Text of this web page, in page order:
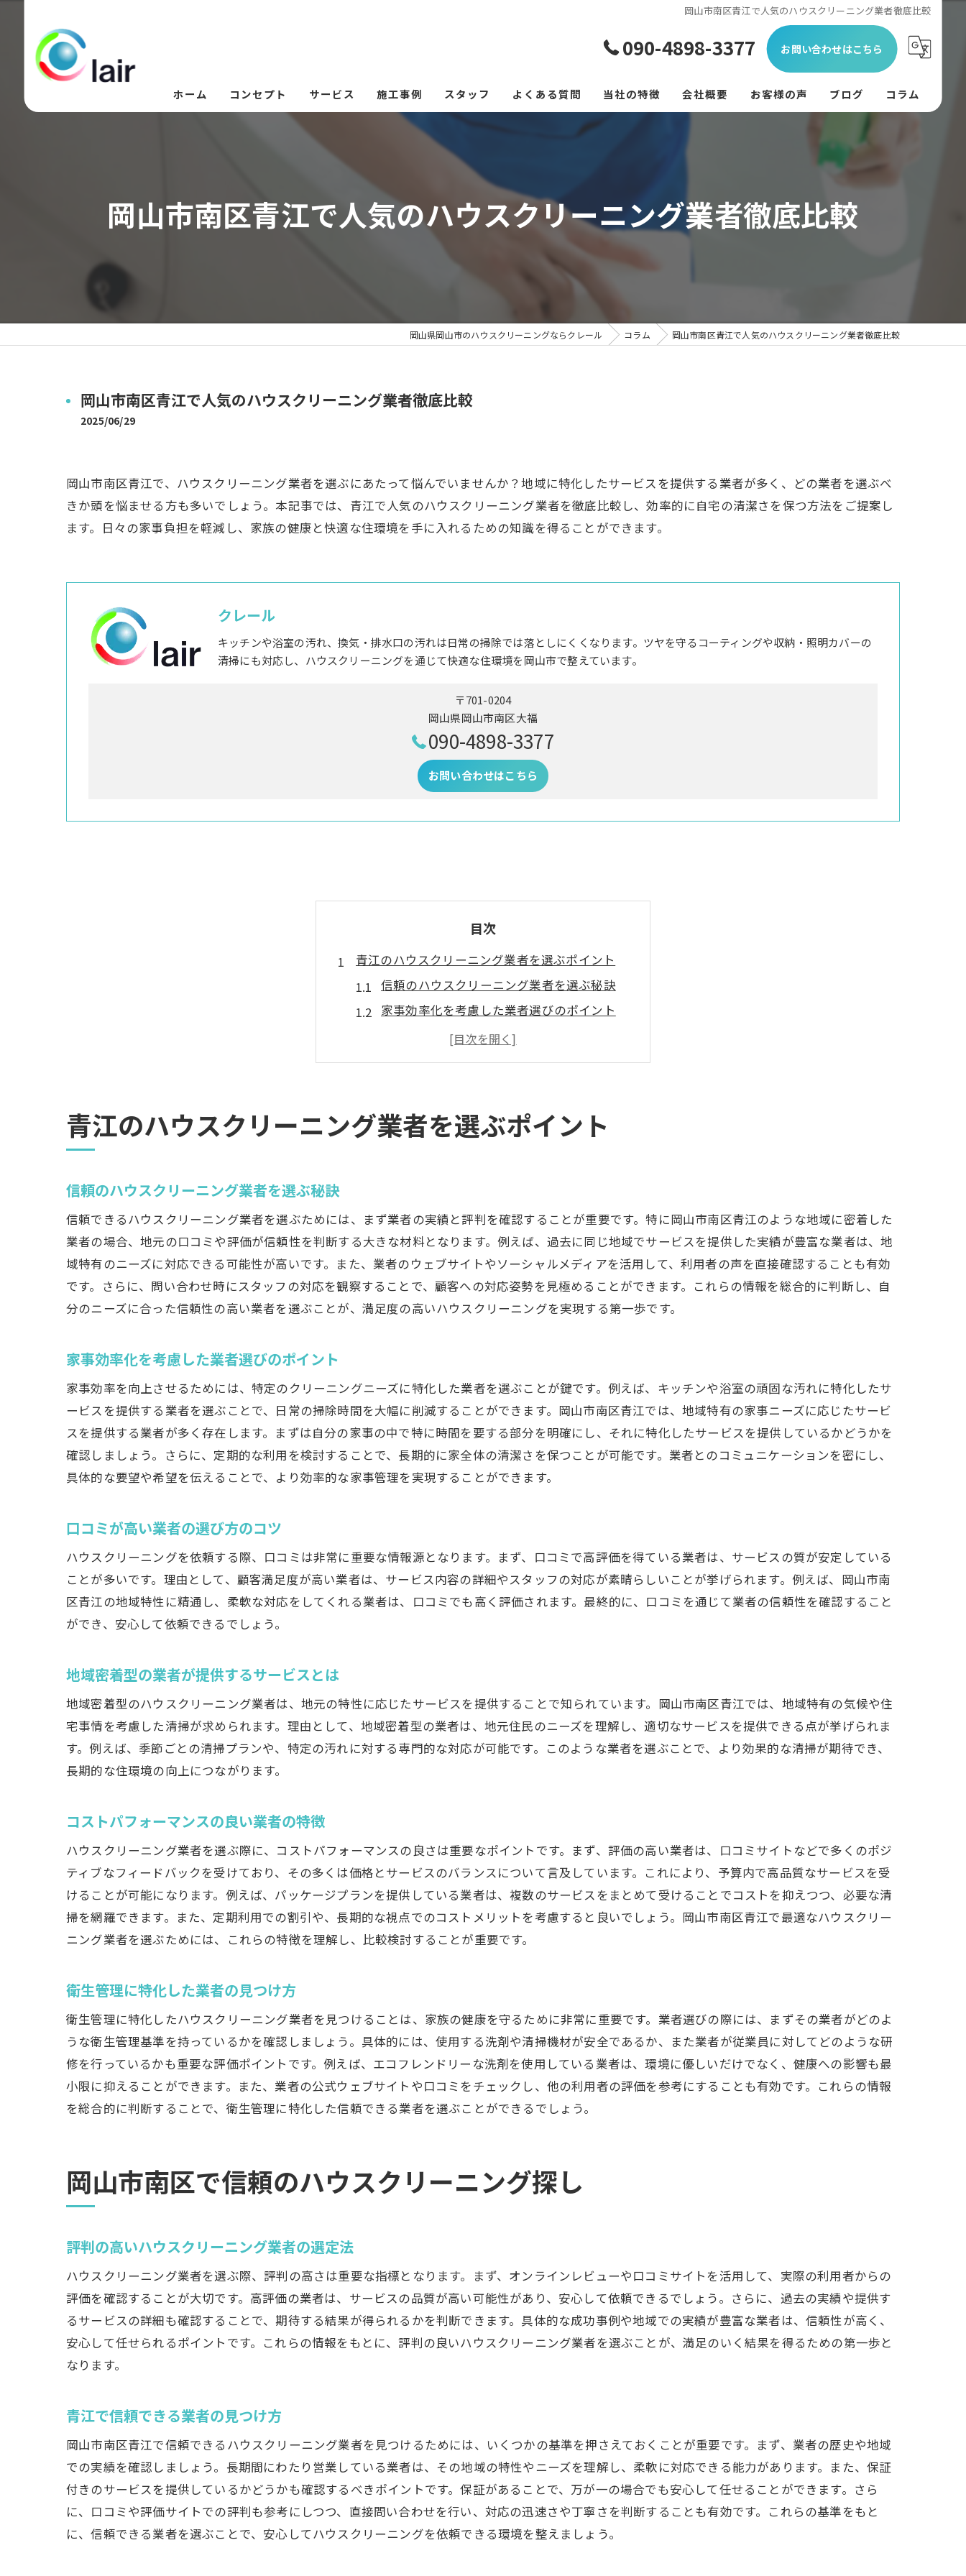
岡山市南区青江で人気のハウスクリーニング業者徹底比較
090-4898-3377 お問い合わせはこちら
ホーム コンセプト サービス 施工事例 スタッフ よくある質問 当社の特徴
フローリング
会社概要 お客様の声 ブログ コラム
岡山市南区青江で人気のハウスクリーニング業者徹底比較
岡山県岡山市のハウスクリーニングならクレール コラム 岡山市南区青江で人気のハウスクリーニング業者徹底比較
岡山市南区青江で人気のハウスクリーニング業者徹底比較
2025/06/29
岡山市南区青江で、ハウスクリーニング業者を選ぶにあたって悩んでいませんか？地域に特化したサービスを提供する業者が多く、どの業者を選ぶべ
きか頭を悩ませる方も多いでしょう。本記事では、青江で人気のハウスクリーニング業者を徹底比較し、効率的に自宅の清潔さを保つ方法をご提案し
ます。日々の家事負担を軽減し、家族の健康と快適な住環境を手に入れるための知識を得ることができます。
クレール
キッチンや浴室の汚れ、換気・排水口の汚れは日常の掃除では落としにくくなります。ツヤを守るコーティングや収納・照明カバーの
清掃にも対応し、ハウスクリーニングを通じて快適な住環境を岡山市で整えています。
〒701-0204
岡山県岡山市南区大福
090-4898-3377
お問い合わせはこちら
目次
青江のハウスクリーニング業者を選ぶポイント
信頼のハウスクリーニング業者を選ぶ秘訣
家事効率化を考慮した業者選びのポイント
口コミが高い業者の選び方のコツ
地域密着型の業者が提供するサービスとは
衛生管理に特化した業者の見つけ方
岡山市南区で信頼のハウスクリーニング探し
地域特有のサービスを提供する業者とは
レビューをもとにした信頼の業者選び
コスト意識で選ぶハウスクリーニング業者
カビ対策に強い業者を見極める方法
ハウスクリーニングで家事負担を軽減する方法
家庭に合わせたサービスの選び方
忙しい方におすすめの清掃方法
青江での清掃サービスを利用するメリット
時短家事を実現する清掃プランの選び方
岡山市南区青江でのハウスクリーニングの比較
料金プランを見比べた業者の選び方
アフターフォローがある業者の優位点
評判をもとにした業者選びのコツ
コストを抑えてサービスを受ける方法
青江での口コミ評判を確認するポイント
プロのハウスクリーニングで清潔な暮らしを実現
プロの清掃で家の衛生を維持する方法
専門家による清掃のメリットとは
日常清掃では落とせない汚れを撃退
健康的な住環境を保つための清掃法
家事効率化に役立つハウスクリーニングサービス
効率的な家事をサポートする清掃プラン
自宅の清潔さを保つためのサービス活用法
忙しい方におすすめの定期清掃サービス
家族の健康を守るための清掃サービス選び
コストパフォーマンスを重視した選び方
青江で評判のハウスクリーニング業者を紹介
地域に愛される業者の選び方
健康を意識した清掃業者の魅力
地域特有のサービスに強い業者とは
安心できる清掃業者の見つけ方
青江のハウスクリーニング業者を選ぶポイント
信頼のハウスクリーニング業者を選ぶ秘訣
信頼できるハウスクリーニング業者を選ぶためには、まず業者の実績と評判を確認することが重要です。特に岡山市南区青江のような地域に密着した
業者の場合、地元の口コミや評価が信頼性を判断する大きな材料となります。例えば、過去に同じ地域でサービスを提供した実績が豊富な業者は、地
域特有のニーズに対応できる可能性が高いです。また、業者のウェブサイトやソーシャルメディアを活用して、利用者の声を直接確認することも有効
です。さらに、問い合わせ時にスタッフの対応を観察することで、顧客への対応姿勢を見極めることができます。これらの情報を総合的に判断し、自
分のニーズに合った信頼性の高い業者を選ぶことが、満足度の高いハウスクリーニングを実現する第一歩です。
家事効率化を考慮した業者選びのポイント
家事効率を向上させるためには、特定のクリーニングニーズに特化した業者を選ぶことが鍵です。例えば、キッチンや浴室の頑固な汚れに特化したサ
ービスを提供する業者を選ぶことで、日常の掃除時間を大幅に削減することができます。岡山市南区青江では、地域特有の家事ニーズに応じたサービ
スを提供する業者が多く存在します。まずは自分の家事の中で特に時間を要する部分を明確にし、それに特化したサービスを提供しているかどうかを
確認しましょう。さらに、定期的な利用を検討することで、長期的に家全体の清潔さを保つことが可能です。業者とのコミュニケーションを密にし、
具体的な要望や希望を伝えることで、より効率的な家事管理を実現することができます。
口コミが高い業者の選び方のコツ
ハウスクリーニングを依頼する際、口コミは非常に重要な情報源となります。まず、口コミで高評価を得ている業者は、サービスの質が安定している
ことが多いです。理由として、顧客満足度が高い業者は、サービス内容の詳細やスタッフの対応が素晴らしいことが挙げられます。例えば、岡山市南
区青江の地域特性に精通し、柔軟な対応をしてくれる業者は、口コミでも高く評価されます。最終的に、口コミを通じて業者の信頼性を確認すること
ができ、安心して依頼できるでしょう。
地域密着型の業者が提供するサービスとは
地域密着型のハウスクリーニング業者は、地元の特性に応じたサービスを提供することで知られています。岡山市南区青江では、地域特有の気候や住
宅事情を考慮した清掃が求められます。理由として、地域密着型の業者は、地元住民のニーズを理解し、適切なサービスを提供できる点が挙げられま
す。例えば、季節ごとの清掃プランや、特定の汚れに対する専門的な対応が可能です。このような業者を選ぶことで、より効果的な清掃が期待でき、
長期的な住環境の向上につながります。
コストパフォーマンスの良い業者の特徴
ハウスクリーニング業者を選ぶ際に、コストパフォーマンスの良さは重要なポイントです。まず、評価の高い業者は、口コミサイトなどで多くのポジ
ティブなフィードバックを受けており、その多くは価格とサービスのバランスについて言及しています。これにより、予算内で高品質なサービスを受
けることが可能になります。例えば、パッケージプランを提供している業者は、複数のサービスをまとめて受けることでコストを抑えつつ、必要な清
掃を網羅できます。また、定期利用での割引や、長期的な視点でのコストメリットを考慮すると良いでしょう。岡山市南区青江で最適なハウスクリー
ニング業者を選ぶためには、これらの特徴を理解し、比較検討することが重要です。
衛生管理に特化した業者の見つけ方
衛生管理に特化したハウスクリーニング業者を見つけることは、家族の健康を守るために非常に重要です。業者選びの際には、まずその業者がどのよ
うな衛生管理基準を持っているかを確認しましょう。具体的には、使用する洗剤や清掃機材が安全であるか、また業者が従業員に対してどのような研
修を行っているかも重要な評価ポイントです。例えば、エコフレンドリーな洗剤を使用している業者は、環境に優しいだけでなく、健康への影響も最
小限に抑えることができます。また、業者の公式ウェブサイトや口コミをチェックし、他の利用者の評価を参考にすることも有効です。これらの情報
を総合的に判断することで、衛生管理に特化した信頼できる業者を選ぶことができるでしょう。
岡山市南区で信頼のハウスクリーニング探し
評判の高いハウスクリーニング業者の選定法
ハウスクリーニング業者を選ぶ際、評判の高さは重要な指標となります。まず、オンラインレビューや口コミサイトを活用して、実際の利用者からの
評価を確認することが大切です。高評価の業者は、サービスの品質が高い可能性があり、安心して依頼できるでしょう。さらに、過去の実績や提供す
るサービスの詳細も確認することで、期待する結果が得られるかを判断できます。具体的な成功事例や地域での実績が豊富な業者は、信頼性が高く、
安心して任せられるポイントです。これらの情報をもとに、評判の良いハウスクリーニング業者を選ぶことが、満足のいく結果を得るための第一歩と
なります。
青江で信頼できる業者の見つけ方
岡山市南区青江で信頼できるハウスクリーニング業者を見つけるためには、いくつかの基準を押さえておくことが重要です。まず、業者の歴史や地域
での実績を確認しましょう。長期間にわたり営業している業者は、その地域の特性やニーズを理解し、柔軟に対応できる能力があります。また、保証
付きのサービスを提供しているかどうかも確認するべきポイントです。保証があることで、万が一の場合でも安心して任せることができます。さら
に、口コミや評価サイトでの評判も参考にしつつ、直接問い合わせを行い、対応の迅速さや丁寧さを判断することも有効です。これらの基準をもと
に、信頼できる業者を選ぶことで、安心してハウスクリーニングを依頼できる環境を整えましょう。